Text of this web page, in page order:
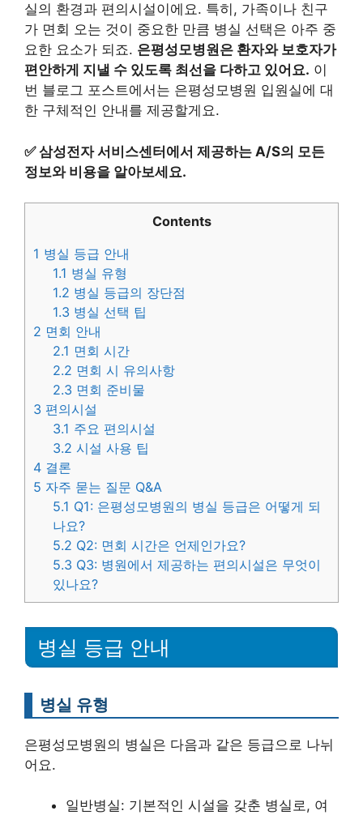
실의 환경과 편의시설이에요. 특히, 가족이나 친구
가 면회 오는 것이 중요한 만큼 병실 선택은 아주 중
요한 요소가 되죠. 은평성모병원은 환자와 보호자가
편안하게 지낼 수 있도록 최선을 다하고 있어요. 이
번 블로그 포스트에서는 은평성모병원 입원실에 대
한 구체적인 안내를 제공할게요.
✅삼성전자 서비스센터에서 제공하는 A/S의 모든
정보와 비용을 알아보세요.
Contents
1 병실 등급 안내
1.1 병실 유형
1.2 병실 등급의 장단점
1.3 병실 선택 팁
2 면회 안내
2.1 면회 시간
2.2 면회 시 유의사항
2.3 면회 준비물
3 편의시설
3.1 주요 편의시설
3.2 시설 사용 팁
4 결론
5 자주 묻는 질문 Q&A
5.1 Q1: 은평성모병원의 병실 등급은 어떻게 되
나요?
5.2 Q2: 면회 시간은 언제인가요?
5.3 Q3: 병원에서 제공하는 편의시설은 무엇이
있나요?
병실 등급 안내
병실 유형
은평성모병원의 병실은 다음과 같은 등급으로 나뉘
어요.
일반병실: 기본적인 시설을 갖춘 병실로, 여